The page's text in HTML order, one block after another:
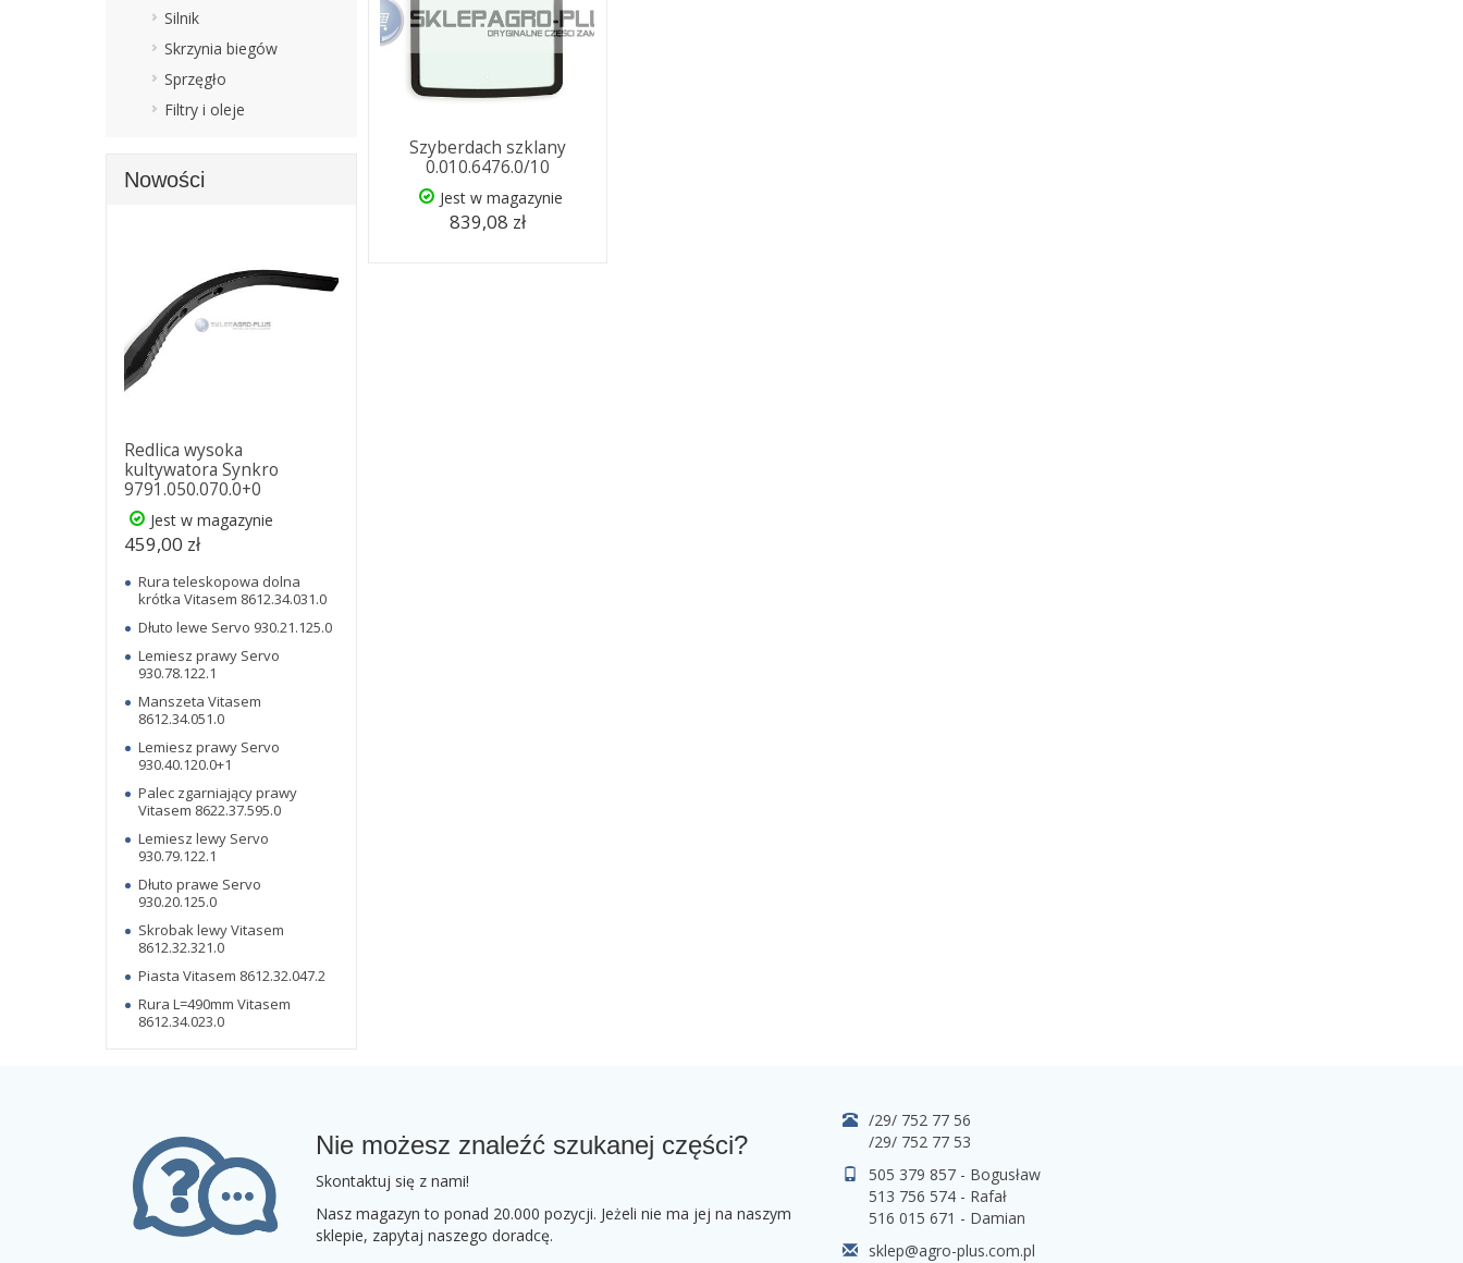
Szyberdach szklany
0.010.6476.0/10
Jest w magazynie
839,08 zł
Silnik
Skrzynia biegów
Sprzęgło
Filtry i oleje
Nowości
Redlica wysoka
kultywatora Synkro
9791.050.070.0+0
Jest w magazynie
459,00 zł
Rura teleskopowa dolna
krótka Vitasem 8612.34.031.0
Dłuto lewe Servo 930.21.125.0
Lemiesz prawy Servo
930.78.122.1
Manszeta Vitasem
8612.34.051.0
Lemiesz prawy Servo
930.40.120.0+1
Palec zgarniający prawy
Vitasem 8622.37.595.0
Lemiesz lewy Servo
930.79.122.1
Dłuto prawe Servo
930.20.125.0
Skrobak lewy Vitasem
8612.32.321.0
Piasta Vitasem 8612.32.047.2
Rura L=490mm Vitasem
8612.34.023.0
Nie możesz znaleźć szukanej części?
Skontaktuj się z nami!
Nasz magazyn to ponad 20.000 pozycji. Jeżeli nie ma jej na naszym
sklepie, zapytaj naszego doradcę.
/29/ 752 77 56
/29/ 752 77 53
505 379 857 - Bogusław
513 756 574 - Rafał
516 015 671 - Damian
sklep@agro-plus.com.pl